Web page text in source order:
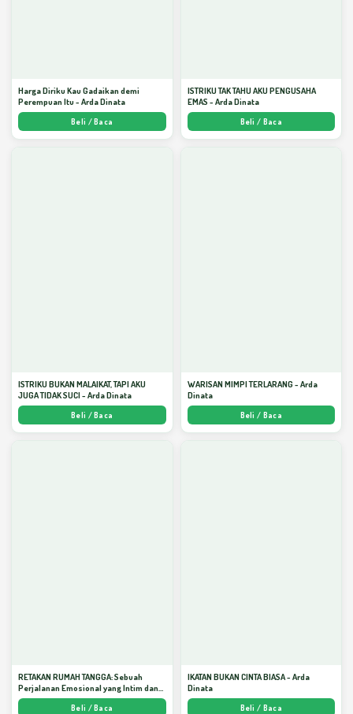
Harga Diriku Kau Gadaikan demi
Perempuan Itu - Arda Dinata
Beli / Baca
ISTRIKU TAK TAHU AKU PENGUSAHA
EMAS - Arda Dinata
Beli / Baca
ISTRIKU BUKAN MALAIKAT, TAPI AKU
JUGA TIDAK SUCI - Arda Dinata
Beli / Baca
WARISAN MIMPI TERLARANG - Arda
Dinata
Beli / Baca
RETAKAN RUMAH TANGGA: Sebuah
Perjalanan Emosional yang Intim dan
Mendalam - Arda Dinata
Beli / Baca
IKATAN BUKAN CINTA BIASA - Arda
Dinata
Beli / Baca